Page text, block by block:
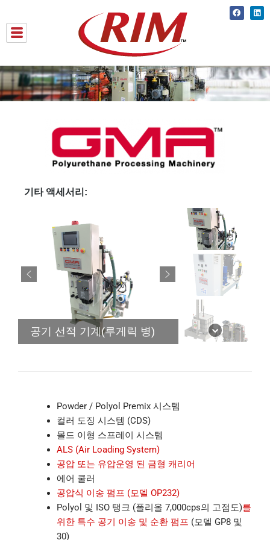
to
content
기타 액세서리:
공기 선적 기계(루게릭 병)
Powder / Polyol Premix 시스템
컬러 도징 시스템 (CDS)
몰드 이형 스프레이 시스템
ALS (Air Loading System)
공압 또는 유압운영 된 금형 캐리어
에어 쿨러
공압식 이송 펌프 (모델 OP232)
Polyol 및 ISO 탱크 (폴리올 7,000cps의 고점도)를
위한 특수 공기 이송 및 순환 펌프 (모델 GP8 및
30)